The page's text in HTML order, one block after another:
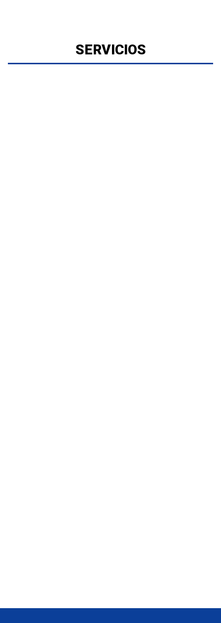
SERVICIOS